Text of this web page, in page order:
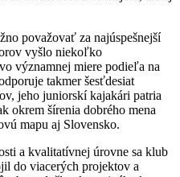
považovať za najúspešnejší
vyšlo niekoľko
významnej miere podieľa na
takmer šesťdesiat
jeho juniorskí kajakári patria
okrem šírenia dobrého mena
mapu aj Slovensko.
a kvalitatívnej úrovne sa klub
do viacerých projektov a